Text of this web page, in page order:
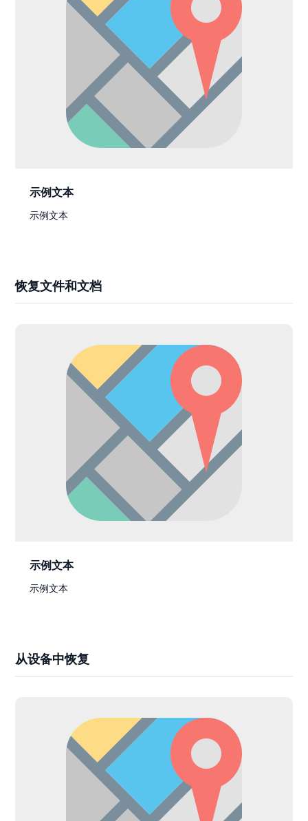
示例文本
示例文本
恢复文件和文档
示例文本
示例文本
从设备中恢复